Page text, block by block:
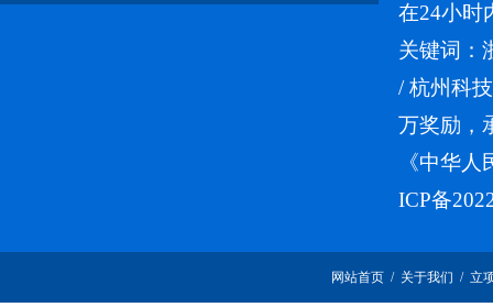
在24小时
关键词：
/杭州科
万奖励，
《中华
ICP备
网站首页 / 关于我们 / 立